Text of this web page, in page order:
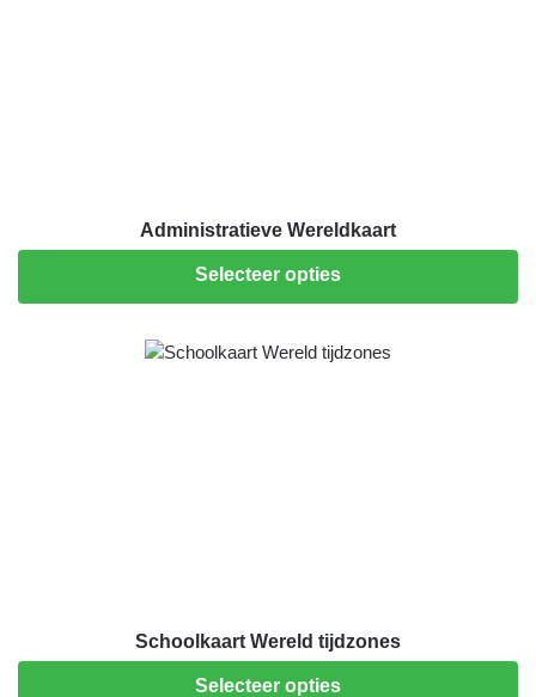
Administratieve Wereldkaart
Selecteer opties
Schoolkaart Wereld tijdzones
Selecteer opties